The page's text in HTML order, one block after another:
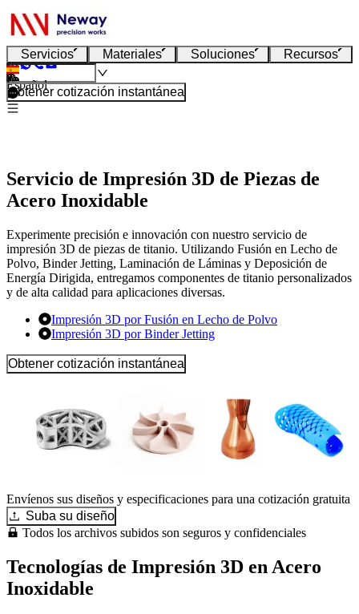
Servicios Materiales Soluciones Recursos
Español
Obtener cotización instantánea
Servicio de Impresión 3D de Piezas de
Acero Inoxidable
Experimente precisión e innovación con nuestro servicio de
impresión 3D de piezas de titanio. Utilizando Fusión en Lecho de
Polvo, Binder Jetting, Laminación de Láminas y Deposición de
Energía Dirigida, entregamos componentes de titanio personalizados
y de alta calidad para aplicaciones diversas.
Impresión 3D por Fusión en Lecho de Polvo
Impresión 3D por Binder Jetting
Obtener cotización instantánea
Envíenos sus diseños y especificaciones para una cotización gratuita
Suba su diseño
Todos los archivos subidos son seguros y confidenciales
Tecnologías de Impresión 3D en Acero
Inoxidable